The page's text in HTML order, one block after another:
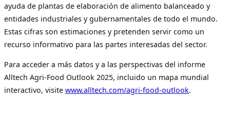
ayuda de plantas de elaboración de alimento balanceado y
entidades industriales y gubernamentales de todo el mundo.
Estas cifras son estimaciones y pretenden servir como un
recurso informativo para las partes interesadas del sector.
Para acceder a más datos y a las perspectivas del informe
Alltech Agri-Food Outlook 2025, incluido un mapa mundial
interactivo, visite www.alltech.com/agri-food-outlook.